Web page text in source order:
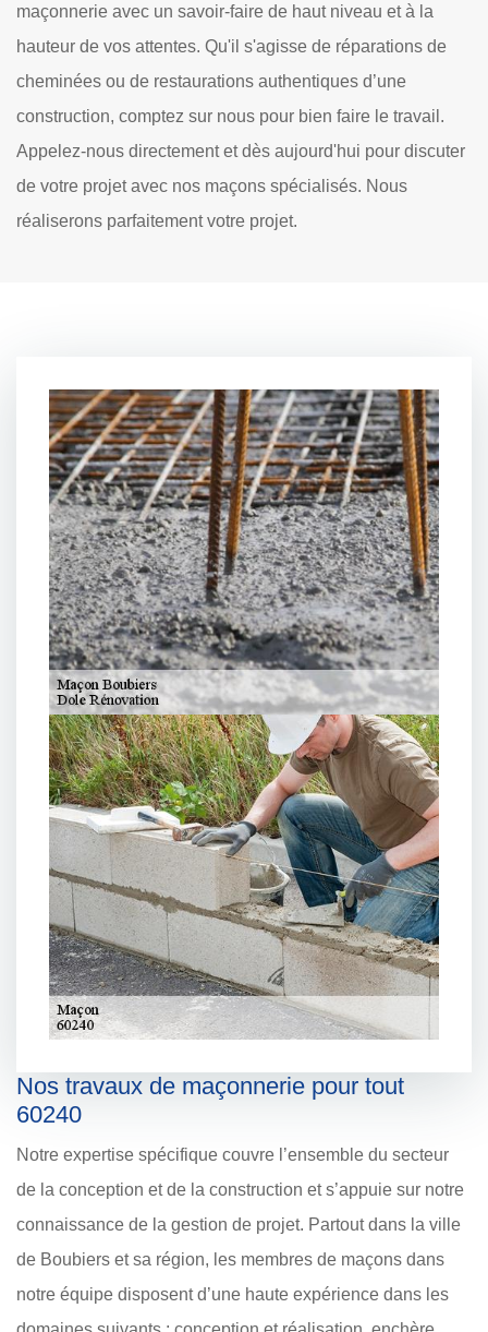
maçonnerie avec un savoir-faire de haut niveau et à la
hauteur de vos attentes. Qu'il s'agisse de réparations de
cheminées ou de restaurations authentiques d’une
construction, comptez sur nous pour bien faire le travail.
Appelez-nous directement et dès aujourd'hui pour discuter
de votre projet avec nos maçons spécialisés. Nous
réaliserons parfaitement votre projet.
Nos travaux de maçonnerie pour tout
60240
Notre expertise spécifique couvre l’ensemble du secteur
de la conception et de la construction et s’appuie sur notre
connaissance de la gestion de projet. Partout dans la ville
de Boubiers et sa région, les membres de maçons dans
notre équipe disposent d’une haute expérience dans les